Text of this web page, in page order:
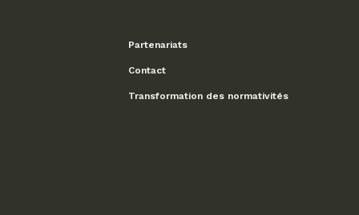
Partenariats
Contact
Transformation des normativités